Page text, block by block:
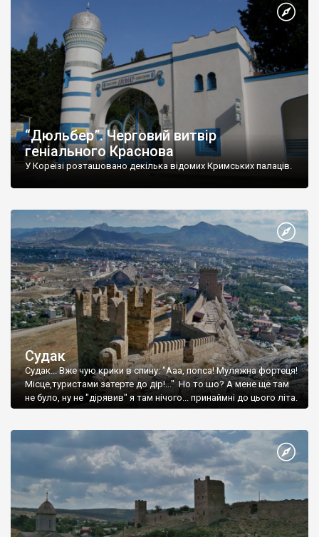
“Дюльбер”. Черговий витвір
геніального Краснова
У Кореїзі розташовано декілька відомих Кримських палаців.
Судак
Судак... Вже чую крики в спину: "Ааа, попса! Муляжна фортеця!
Місце,туристами затерте до дір!..." Но то шо? А мене ще там
не було, ну не "дірявив" я там нічого... принаймні до цього літа.